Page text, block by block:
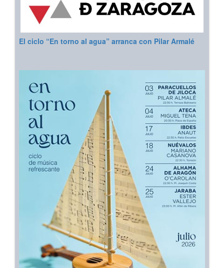
El ciclo “En torno al agua” arranca con Pilar Armalé